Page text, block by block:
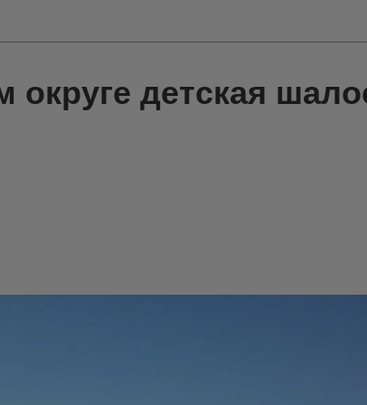
округе детская